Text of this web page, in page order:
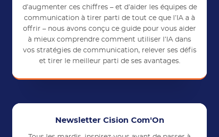
d’augmenter ces chiffres – et d’aider les équipes de
communication à tirer parti de tout ce que l’IA a à
offrir – nous avons conçu ce guide pour vous aider
à mieux comprendre comment utiliser l’IA dans
vos stratégies de communication, relever ses défis
et tirer le meilleur parti de ses avantages.
Newsletter Cision Com'On